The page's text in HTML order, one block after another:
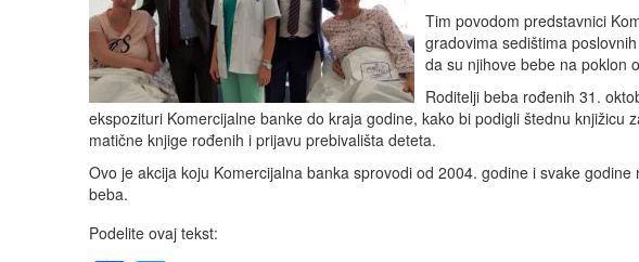
Tim povodom predstavnici
gradovima sedištima
da su njihove bebe na poklon
Roditelji beba rođenih 31.
ekspozituri Komercijalne banke do kraja godine, kako bi podigli štednu knjižicu
matične knjige rođenih i prijavu prebivališta deteta.
Ovo je akcija koju Komercijalna banka sprovodi od 2004. godine i svake
beba.
Podelite ovaj tekst: